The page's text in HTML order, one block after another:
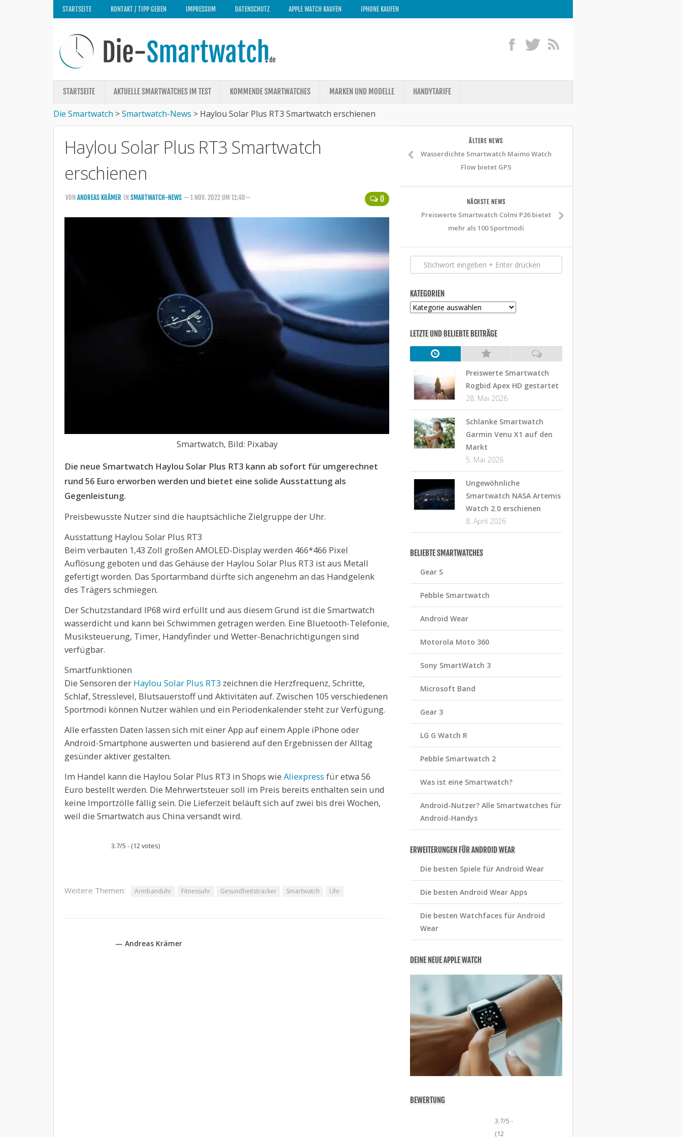
STARTSEITE KONTAKT / TIPP GEBEN IMPRESSUM DATENSCHUTZ APPLE WATCH KAUFEN IPHONE KAUFEN
STARTSEITE AKTUELLE SMARTWATCHES IM TEST KOMMENDE SMARTWATCHES MARKEN UND MODELLE HANDYTARIFE
Die Smartwatch >Smartwatch-News > Haylou Solar Plus RT3 Smartwatch erschienen
Haylou Solar Plus RT3 Smartwatch
erschienen
0
VON ANDREAS KRÄMER IN SMARTWATCH-NEWS — 1 NOV. 2022 UM 11:48—
Smartwatch, Bild: Pixabay
Die neue Smartwatch Haylou Solar Plus RT3 kann ab sofort für umgerechnet
rund 56 Euro erworben werden und bietet eine solide Ausstattung als
Gegenleistung.
Preisbewusste Nutzer sind die hauptsächliche Zielgruppe der Uhr.
Ausstattung Haylou Solar Plus RT3
Beim verbauten 1,43 Zoll großen AMOLED-Display werden 466*466 Pixel
Auflösung geboten und das Gehäuse der Haylou Solar Plus RT3 ist aus Metall
gefertigt worden. Das Sportarmband dürfte sich angenehm an das Handgelenk
des Trägers schmiegen.
Der Schutzstandard IP68 wird erfüllt und aus diesem Grund ist die Smartwatch
wasserdicht und kann bei Schwimmen getragen werden. Eine Bluetooth-Telefonie,
Musiksteuerung, Timer, Handyfinder und Wetter-Benachrichtigungen sind
verfügbar.
Smartfunktionen
Die Sensoren der Haylou Solar Plus RT3 zeichnen die Herzfrequenz, Schritte,
Schlaf, Stresslevel, Blutsauerstoff und Aktivitäten auf. Zwischen 105 verschiedenen
Sportmodi können Nutzer wählen und ein Periodenkalender steht zur Verfügung.
Alle erfassten Daten lassen sich mit einer App auf einem Apple iPhone oder
Android-Smartphone auswerten und basierend auf den Ergebnissen der Alltag
gesünder aktiver gestalten.
Im Handel kann die Haylou Solar Plus RT3 in Shops wie Aliexpress für etwa 56
Euro bestellt werden. Die Mehrwertsteuer soll im Preis bereits enthalten sein und
keine Importzölle fällig sein. Die Lieferzeit beläuft sich auf zwei bis drei Wochen,
weil die Smartwatch aus China versandt wird.
3.7/5 - (12 votes)
Weitere Themen: Armbanduhr Fitnessuhr Gesundheitstracker Smartwatch Uhr
— Andreas Krämer
ÄLTERE NEWS
Wasserdichte Smartwatch Maimo Watch
Flow bietet GPS
NÄCHSTE NEWS
Preiswerte Smartwatch Colmi P26 bietet
mehr als 100 Sportmodi
KATEGORIEN
Kategorien
LETZTE UND BELIEBTE BEITRÄGE
Preiswerte Smartwatch
Rogbid Apex HD gestartet
28. Mai 2026
Schlanke Smartwatch
Garmin Venu X1 auf den
Markt
5. Mai 2026
Ungewöhnliche
Smartwatch NASA Artemis
Watch 2.0 erschienen
8. April 2026
BELIEBTE SMARTWATCHES
Gear S
Pebble Smartwatch
Android Wear
Motorola Moto 360
Sony SmartWatch 3
Microsoft Band
Gear 3
LG G Watch R
Pebble Smartwatch 2
Was ist eine Smartwatch?
Android-Nutzer? Alle Smartwatches für
Android-Handys
ERWEITERUNGEN FÜR ANDROID WEAR
Die besten Spiele für Android Wear
Die besten Android Wear Apps
Die besten Watchfaces für Android
Wear
DEINE NEUE APPLE WATCH
BEWERTUNG
3.7/5 -
(12